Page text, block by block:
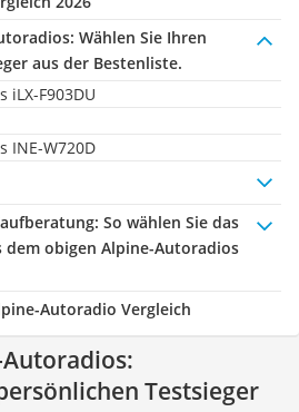
Wählen Sie Ihren
aus der Bestenliste.
iLX-F903DU
INE-W720D
: So wählen Sie das
obigen Alpine-Autoradios
Autoradio Vergleich
Testsieger